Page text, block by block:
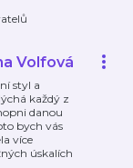
Volfová
styl a
každý z
danou
bych vás
více
úskalích